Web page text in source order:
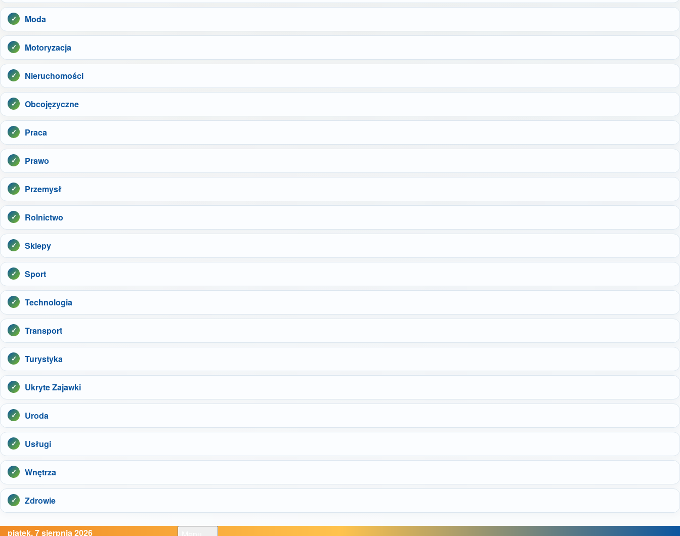
Moda
Motoryzacja
Nieruchomości
Obcojęzyczne
Praca
Prawo
Przemysł
Rolnictwo
Sklepy
Sport
Technologia
Transport
Turystyka
Ukryte Zajawki
Uroda
Usługi
Wnętrza
Zdrowie
piątek, 7 sierpnia 2026